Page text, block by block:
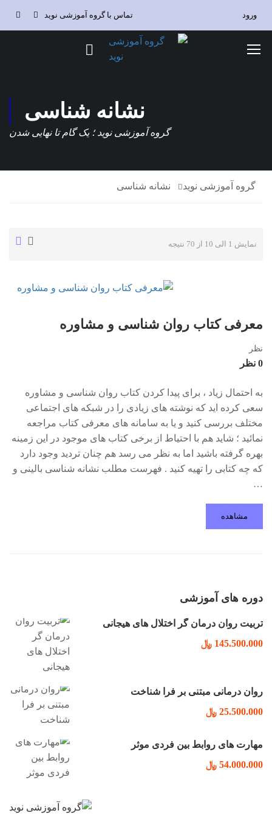
تماس با گروه آموزشی نوید ورود
نشانه شناسی
گروه آموزشی نوید ؛ یک گام تا نهایی شدن
گروه آموزشی نوید نشانه شناسی
نمایش 1 الی 10 از 70 نتیجه
معرفی کتاب روان شناسی و مشاوره
نظر
0 نظر
به احتمال زیاد ، برای پیدا کردن کتاب روان شناسی و مشاوره
سعی کرده اید که نوشته های زیادی را در شبکه های اجتماعی
مختلف بررسی کنید و یا به سامانه های معرفی کتاب مراجعه
نمائید ؛ شاید هم با احتیاط از برخی کتاب های موجود در این زمینه
بهره گرفته باشید اما به نظر می رسد هم چنان تردید وجود دارد
که چه کتابی را تهیه کنید . فهرست مطلب نشانه شناسی بالینی و
…
مشاهده
دوره های آموزشی
تربیت روان درمان گر اختلال های هیجانی
145.500.000 ﷼
روان درمانی مبتنی بر فرا شناخت
25.500.000 ﷼
مهارت های روابط بین فردی موثر
54.000.000 ﷼